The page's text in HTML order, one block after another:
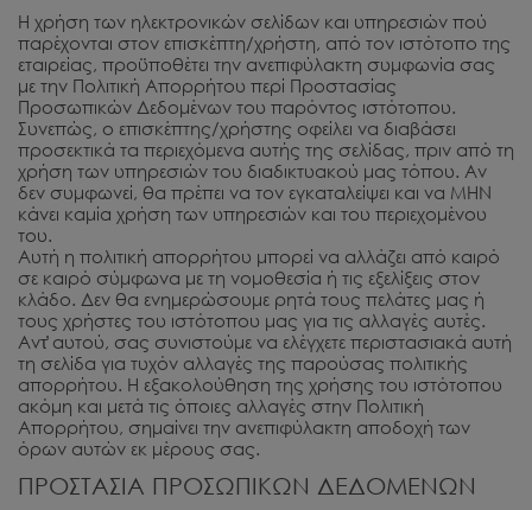
Η χρήση των ηλεκτρονικών σελίδων και υπηρεσιών πού
παρέχονται στον επισκέπτη/χρήστη, από τον ιστότοπο της
εταιρείας, προϋποθέτει την ανεπιφύλακτη συμφωνία σας
με την Πολιτική Απορρήτου περί Προστασίας
Προσωπικών Δεδομένων του παρόντος ιστότοπου.
Συνεπώς, ο επισκέπτης/χρήστης οφείλει να διαβάσει
προσεκτικά τα περιεχόμενα αυτής της σελίδας, πριν από τη
χρήση των υπηρεσιών του διαδικτυακού μας τόπου. Αν
δεν συμφωνεί, θα πρέπει να τον εγκαταλείψει και να ΜΗΝ
κάνει καμία χρήση των υπηρεσιών και του περιεχομένου
του.
Αυτή η πολιτική απορρήτου μπορεί να αλλάζει από καιρό
σε καιρό σύμφωνα με τη νομοθεσία ή τις εξελίξεις στον
κλάδο. Δεν θα ενημερώσουμε ρητά τους πελάτες μας ή
τους χρήστες του ιστότοπου μας για τις αλλαγές αυτές.
Αντ̓ αυτού, σας συνιστούμε να ελέγχετε περιστασιακά αυτή
τη σελίδα για τυχόν αλλαγές της παρούσας πολιτικής
απορρήτου. Η εξακολούθηση της χρήσης του ιστότοπου
ακόμη και μετά τις όποιες αλλαγές στην Πολιτική
Απορρήτου, σημαίνει την ανεπιφύλακτη αποδοχή των
όρων αυτών εκ μέρους σας.
ΠΡΟΣΤΑΣΙΑ ΠΡΟΣΩΠΙΚΩΝ ΔΕΔΟΜΕΝΩΝ